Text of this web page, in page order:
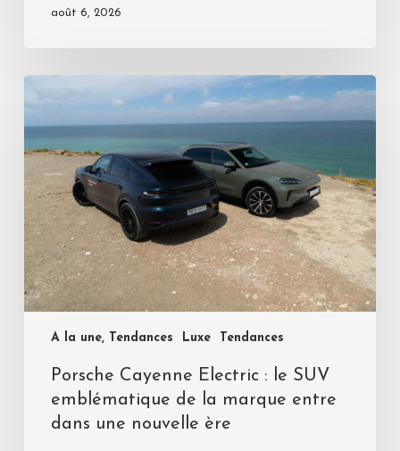
août 6, 2026
A la une, Tendances Luxe Tendances
Porsche Cayenne Electric : le SUV
emblématique de la marque entre
dans une nouvelle ère